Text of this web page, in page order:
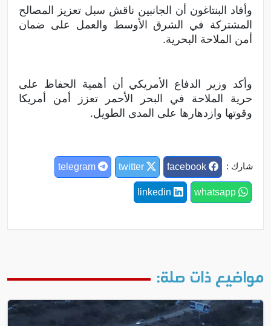
وأفاد البنتاغون أن الجانبين ناقش سبل تعزيز المصالح
المشتركة في الشرق الأوسط والعمل على ضمان
أمن الملاحة البحرية.
وأكد وزير الدفاع الأمريكي أن أهمية الحفاظ على
حرية الملاحة في البحر الأحمر تعزز أمن أمريكا
وقوتها وازدهارها على المدى الطويل.
شارك :
مواضيع ذات صلة: